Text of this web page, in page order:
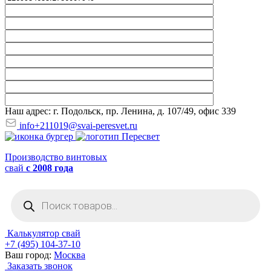
Наш адрес: г. Подольск, пр. Ленина, д. 107/49, офис 339
info+211019@svai-peresvet.ru
Производство винтовых
свай с 2008 года
товаров
Калькулятор свай
+7 (495) 104-37-10
Ваш город: Москва
Заказать звонок